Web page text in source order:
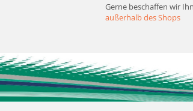
Gerne beschaffen wir
außerhalb des Shops